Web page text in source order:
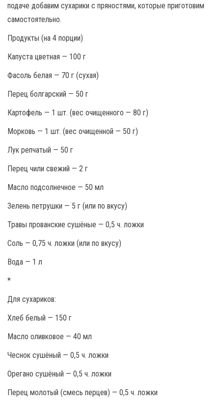
подаче добавим сухарики с пряностями, которые приготовим
самостоятельно.
Продукты (на 4 порции)
Капуста цветная — 100 г
Фасоль белая — 70 г (сухая)
Перец болгарский — 50 г
Картофель — 1 шт. (вес очищенного — 80 г)
Морковь — 1 шт. (вес очищенной — 50 г)
Лук репчатый — 50 г
Перец чили свежий — 2 г
Масло подсолнечное — 50 мл
Зелень петрушки — 5 г (или по вкусу)
Травы прованские сушёные — 0,5 ч. ложки
Соль — 0,75 ч. ложки (или по вкусу)
Вода — 1 л
*
Для сухариков:
Хлеб белый — 150 г
Масло оливковое — 40 мл
Чеснок сушёный — 0,5 ч. ложки
Орегано сушёный — 0,5 ч. ложки
Перец молотый (смесь перцев) — 0,5 ч. ложки